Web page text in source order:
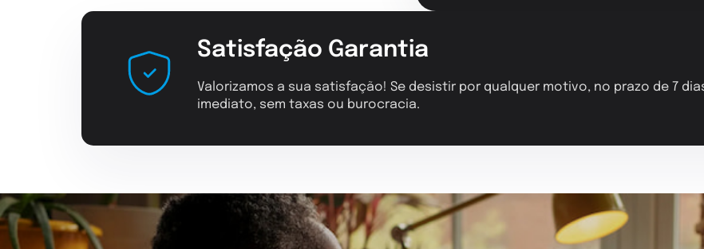
Satisfação Garantia
Valorizamos a sua satisfação! Se desistir por qualquer motivo, no prazo de 7
imediato, sem taxas ou burocracia.